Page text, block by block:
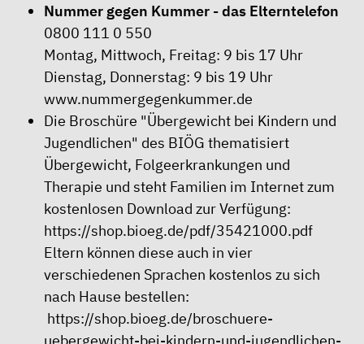
Nummer gegen Kummer - das Elterntelefon
0800 111 0 550
Montag, Mittwoch, Freitag: 9 bis 17 Uhr
Dienstag, Donnerstag: 9 bis 19 Uhr
www.nummergegenkummer.de
Die Broschüre "Übergewicht bei Kindern und
Jugendlichen" des BIÖG thematisiert
Übergewicht, Folgeerkrankungen und
Therapie und steht Familien im Internet zum
kostenlosen Download zur Verfügung:
https://shop.bioeg.de/pdf/35421000.pdf
Eltern können diese auch in vier
verschiedenen Sprachen kostenlos zu sich
nach Hause bestellen:
https://shop.bioeg.de/broschuere-
uebergewicht-bei-kindern-und-jugendlichen-